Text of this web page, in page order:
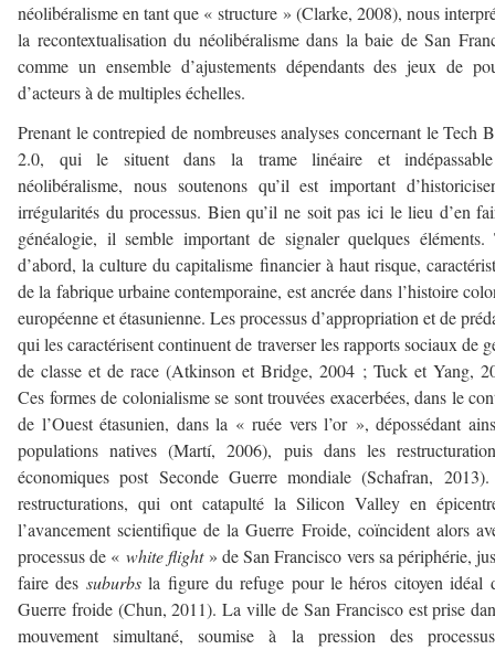
néolibéralisme en tant que « structure » (Clarke, 2008), nous
la recontextualisation du néolibéralisme dans la baie de San
comme un ensemble d’ajustements dépendants des jeux de
d’acteurs à de multiples échelles.
Prenant le contrepied de nombreuses analyses concernant le Tech
2.0, qui le situent dans la trame linéaire et
néolibéralisme, nous soutenons qu’il est important
irrégularités du processus. Bien qu’il ne soit pas ici le lieu d’en
généalogie, il semble important de signaler quelques éléments.
d’abord, la culture du capitalisme financier à haut risque,
de la fabrique urbaine contemporaine, est ancrée dans l’histoire
européenne et étasunienne. Les processus d’appropriation et de
qui les caractérisent continuent de traverser les rapports sociaux de
de classe et de race (Atkinson et Bridge, 2004 ; Tuck et Yang,
Ces formes de colonialisme se sont trouvées exacerbées, dans le
de l’Ouest étasunien, dans la « ruée vers l’or », dépossédant
populations natives (Martí, 2006), puis dans les
économiques post Seconde Guerre mondiale (Schafran,
restructurations, qui ont catapulté la Silicon Valley en
l’avancement scientifique de la Guerre Froide, coïncident alors
processus de « white flight» de San Francisco vers sa périphérie,
faire des suburbsla figure du refuge pour le héros citoyen idéal
Guerre froide (Chun, 2011). La ville de San Francisco est prise
mouvement simultané, soumise à la pression des